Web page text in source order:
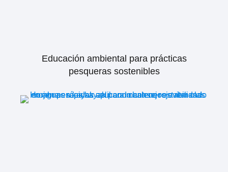
Educación ambiental para prácticas
pesqueras sostenibles